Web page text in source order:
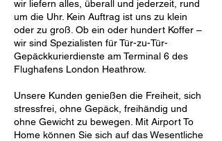
wir liefern alles, überall und jederzeit, rund
um die Uhr. Kein Auftrag ist uns zu klein
oder zu groß. Ob ein oder hundert Koffer –
wir sind Spezialisten für Tür-zu-Tür-
Gepäckkurierdienste am Terminal 6 des
Flughafens London Heathrow.
Unsere Kunden genießen die Freiheit, sich
stressfrei, ohne Gepäck, freihändig und
ohne Gewicht zu bewegen. Mit Airport To
Home können Sie sich auf das Wesentliche